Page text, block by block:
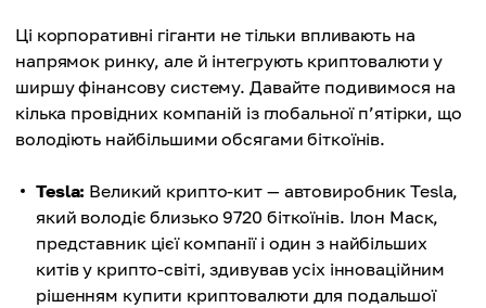
Ці корпоративні гіганти не тільки впливають на
напрямок ринку, але й інтегрують криптовалюти у
ширшу фінансову систему. Давайте подивимося на
кілька провідних компаній із глобальної п’ятірки, що
володіють найбільшими обсягами біткоїнів.
Tesla: Великий крипто-кит — автовиробник Tesla,
який володіє близько 9720 біткоїнів. Ілон Маск,
представник цієї компанії і один з найбільших
китів у крипто-світі, здивував усіх інноваційним
рішенням купити криптовалюти для подальшої